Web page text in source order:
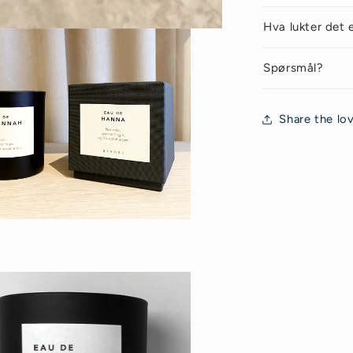
Hva lukter det
Spørsmål?
Share the